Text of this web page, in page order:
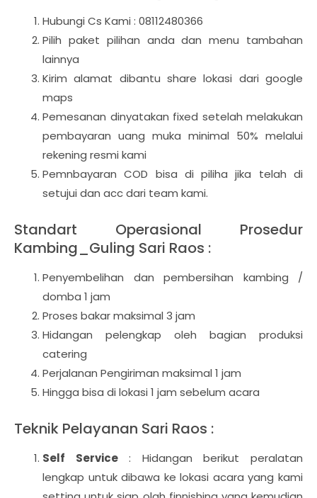
Hubungi Cs Kami : 08112480366
Pilih paket pilihan anda dan menu tambahan
lainnya
Kirim alamat dibantu share lokasi dari google
maps
Pemesanan dinyatakan fixed setelah melakukan
pembayaran uang muka minimal 50% melalui
rekening resmi kami
Pemnbayaran COD bisa di piliha jika telah di
setujui dan acc dari team kami.
Standart Operasional Prosedur
Kambing_Guling Sari Raos :
Penyembelihan dan pembersihan kambing /
domba 1 jam
Proses bakar maksimal 3 jam
Hidangan pelengkap oleh bagian produksi
catering
Perjalanan Pengiriman maksimal 1 jam
Hingga bisa di lokasi 1 jam sebelum acara
Teknik Pelayanan Sari Raos :
Self Service: Hidangan berikut peralatan
lengkap untuk dibawa ke lokasi acara yang kami